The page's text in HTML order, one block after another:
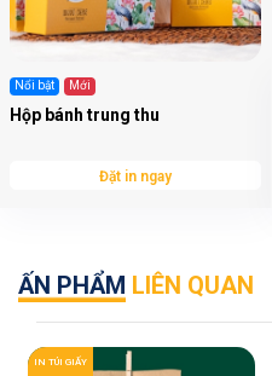
Nổi bật Mới
Hộp bánh trung thu
Đặt in ngay
ẤN PHẨM LIÊN QUAN
IN TÚI GIẤY